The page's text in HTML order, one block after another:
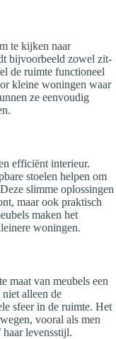
te kijken naar
bijvoorbeeld zowel zit-
de ruimte functioneel
kleine woningen waar
ze eenvoudig
efficiënt interieur.
stoelen helpen om
slimme oplossingen
maar ook praktisch
maken het
woningen.
maat van meubels een
alleen de
sfeer in de ruimte. Het
vooral als men
levensstijl.